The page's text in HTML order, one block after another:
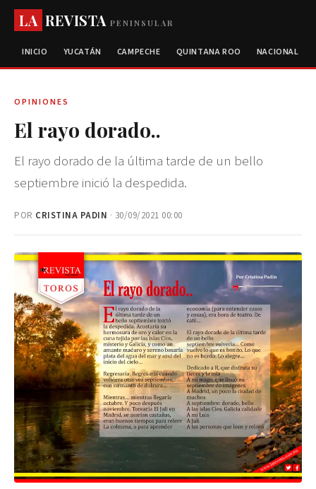
LA REVISTAPENINSULAR
INICIO YUCATÁN CAMPECHE QUINTANA ROO NACIONAL
OPINIONES
El rayo dorado..
El rayo dorado de la última tarde de un bello
septiembre inició la despedida.
POR CRISTINA PADIN · 30/09/2021 00:00